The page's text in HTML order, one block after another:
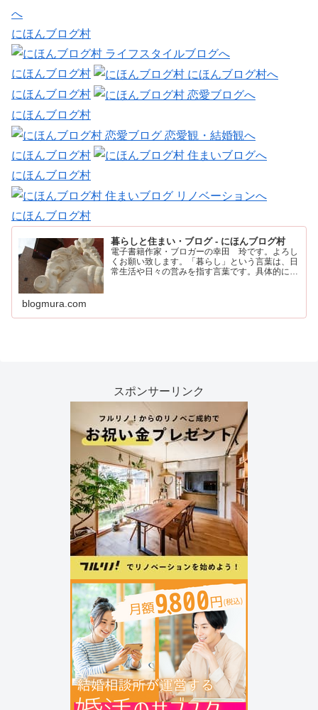
にほんブログ村
にほんブログ村
にほんブログ村
にほんブログ村
にほんブログ村
にほんブログ村
にほんブログ村
暮らしと住まい・ブログ - にほんブログ村
電子書籍作家・ブロガーの幸田 玲です。よろし
くお願い致します。「暮らし」という言葉は、日
常生活や日々の営みを指す言葉です。具体的に
blogmura.com
スポンサーリンク